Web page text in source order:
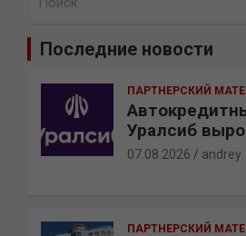
Последние новости
ПАРТНЕРСКИЙ
Уралсиб
07.08.2026 andrey
ПАРТНЕРСКИЙ